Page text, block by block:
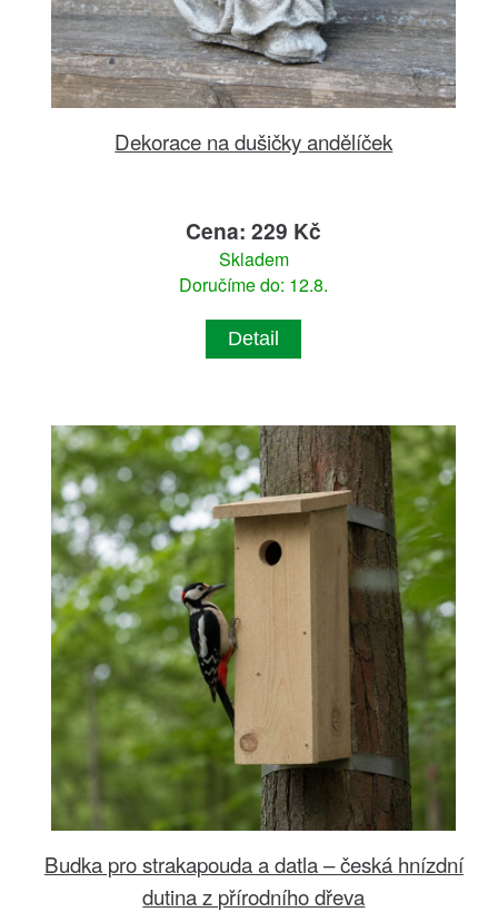
Dekorace na dušičky andělíček
Cena: 229 Kč
Skladem
Doručíme do: 12.8.
Detail
Budka pro strakapouda a datla – česká hnízdní
dutina z přírodního dřeva